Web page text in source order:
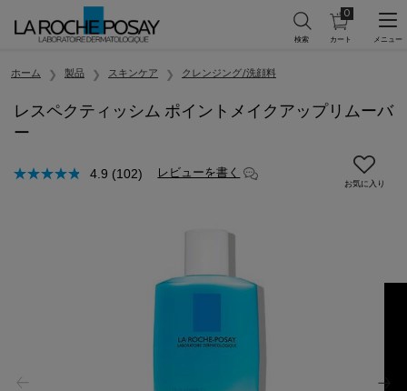
カ
ー
0
0 カート内の
ホーム 製品 スキンケア クレンジング/洗顔料
レスペクティッシム ポイントメイクアップリムーバ
ー
4.9 (102) レビューを書く